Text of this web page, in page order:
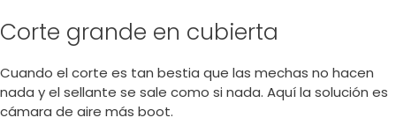
Corte grande en cubierta
Cuando el corte es tan bestia que las mechas no hacen
nada y el sellante se sale como si nada. Aquí la solución es
cámara de aire más boot.